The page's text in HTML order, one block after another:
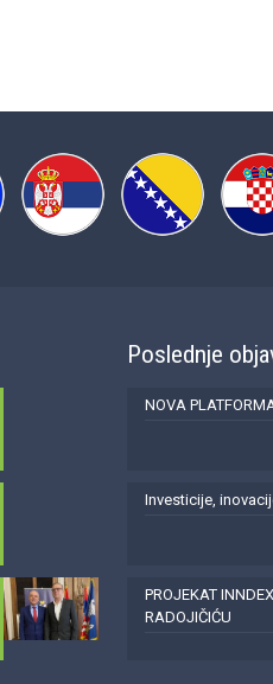
Poslednje
NOVA
Investicije,
PROJEKAT
RADOJIČIĆU